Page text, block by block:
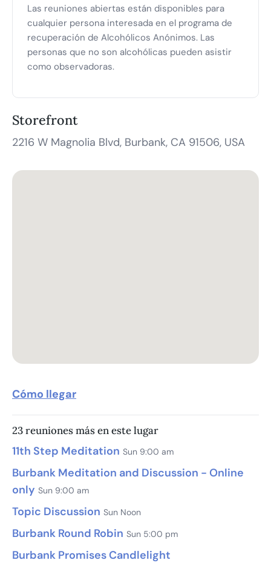
Las reuniones abiertas están disponibles para
cualquier persona interesada en el programa de
recuperación de Alcohólicos Anónimos. Las
personas que no son alcohólicas pueden asistir
como observadoras.
Storefront
2216 W Magnolia Blvd, Burbank, CA 91506, USA
Cómo llegar
23 reuniones más en este lugar
11th Step Meditation Sun 9:00 am
Burbank Meditation and Discussion - Online
only Sun 9:00 am
Topic Discussion Sun Noon
Burbank Round Robin Sun 5:00 pm
Burbank Promises Candlelight